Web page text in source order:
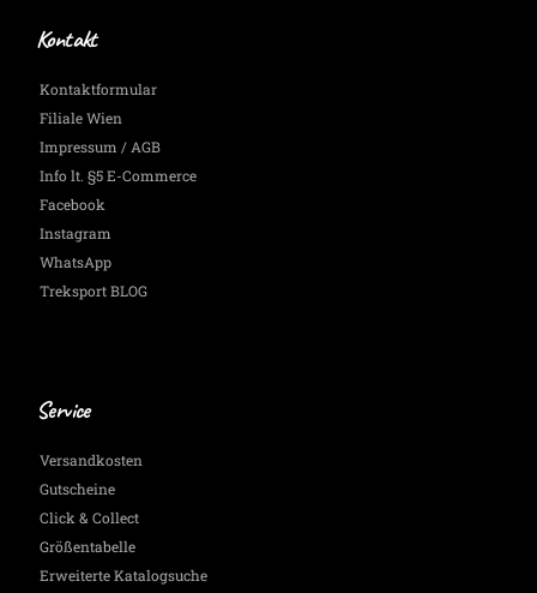
Kontakt
Kontaktformular
Filiale Wien
Impressum / AGB
Info lt. §5 E-Commerce
Facebook
Instagram
WhatsApp
Treksport BLOG
Service
Versandkosten
Gutscheine
Click & Collect
Größentabelle
Erweiterte Katalogsuche